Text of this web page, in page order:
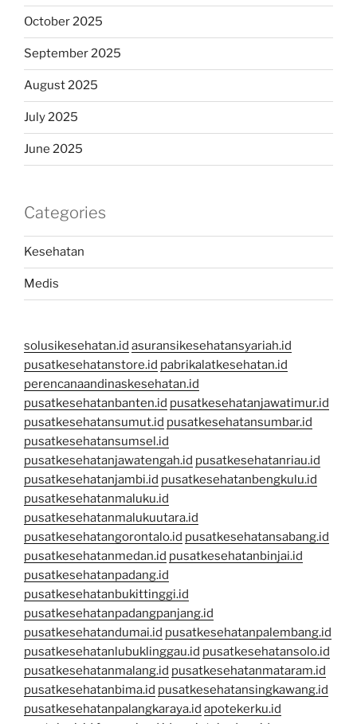
October 2025
September 2025
August 2025
July 2025
June 2025
Categories
Kesehatan
Medis
solusikesehatan.id asuransikesehatansyariah.id
pusatkesehatanstore.id pabrikalatkesehatan.id
perencanaandinaskesehatan.id
pusatkesehatanbanten.id pusatkesehatanjawatimur.id
pusatkesehatansumut.id pusatkesehatansumbar.id
pusatkesehatansumsel.id
pusatkesehatanjawatengah.id pusatkesehatanriau.id
pusatkesehatanjambi.id pusatkesehatanbengkulu.id
pusatkesehatanmaluku.id
pusatkesehatanmalukuutara.id
pusatkesehatangorontalo.id pusatkesehatansabang.id
pusatkesehatanmedan.id pusatkesehatanbinjai.id
pusatkesehatanpadang.id
pusatkesehatanbukittinggi.id
pusatkesehatanpadangpanjang.id
pusatkesehatandumai.id pusatkesehatanpalembang.id
pusatkesehatanlubuklinggau.id pusatkesehatansolo.id
pusatkesehatanmalang.id pusatkesehatanmataram.id
pusatkesehatanbima.id pusatkesehatansingkawang.id
pusatkesehatanpalangkaraya.id apotekerku.id